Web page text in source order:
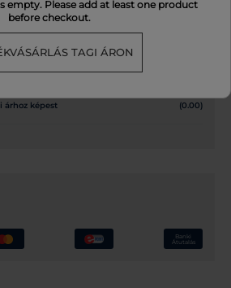
empty. Please add at least one product
before checkout.
TAGI ÁRON
árhoz képest (0.00)
Banki
Átutalás